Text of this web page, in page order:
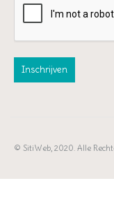
© SitiWeb, 2020. Alle